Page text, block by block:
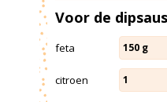
Voor de dipsaus
feta 150 g
citroen 1